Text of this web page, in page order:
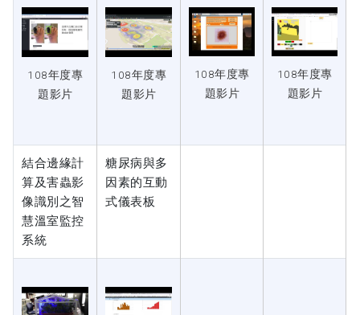
108年度專
題影片
108年度專
題影片
108年度專
題影片
108年度專
題影片
結合邊緣計
算及害蟲影
像識別之智
慧溫室監控
系統
糖尿病與多
因素的互動
式儀表板